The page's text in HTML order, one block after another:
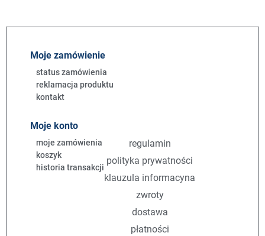
Moje zamówienie
status zamówienia
reklamacja produktu
kontakt
Moje konto
moje zamówienia
koszyk
historia transakcji
regulamin
polityka prywatności
klauzula informacyna
zwroty
dostawa
płatności